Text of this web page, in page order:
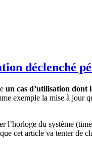
déclenché
un cas d’utilisation dont
exemple la mise à jour
l’horloge du système
cet article va tenter de